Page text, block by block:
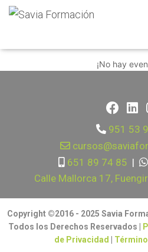
¡No hay
951 53
651 89 74 85 |
Calle Mallorca 17,
Copyright ©2016 - 2025 Savia
Todos los Derechos Reservados |
de Privacidad